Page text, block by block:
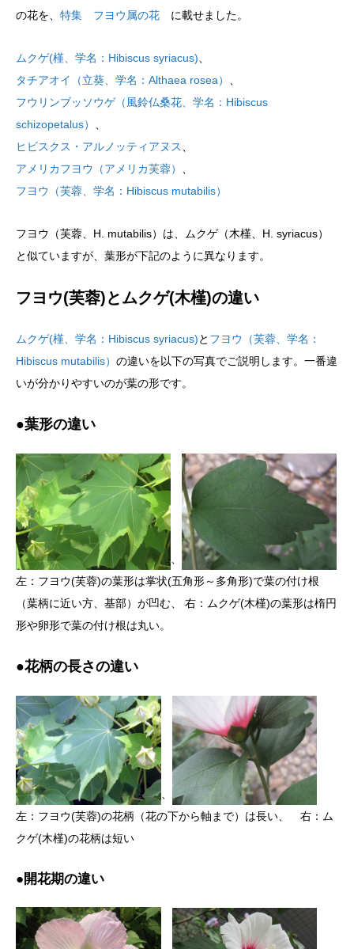
の花を、 特集 フヨウ属の花 に載せました。
ムクゲ(槿、学名：Hibiscus syriacus)
タチアオイ（立葵、学名：Althaea rosea）
フウリンブッソウゲ（風鈴仏桑花、学名：Hibiscus
schizopetalus）
ヒビスクス・アルノッティアヌス
アメリカフヨウ（アメリカ芙蓉）
フヨウ（芙蓉、学名：Hibiscus mutabilis）
フヨウ（芙蓉、H. mutabilis）は、ムクゲ（木槿、H. syriacus）
と似ていますが、葉形が下記のように異なります。
フヨウ(芙蓉)とムクゲ(木槿)の違い
ムクゲ(槿、学名：Hibiscus syriacus)と フヨウ（芙蓉、学名：
Hibiscus mutabilis） の違いを以下の写真でご説明します。一番違
いが分かりやすいのが葉の形です。
●葉形の違い
、
左：フヨウ(芙蓉)の葉形は掌状(五角形～多角形)で葉の付け根
（葉柄に近い方、基部）が凹む、 右：ムクゲ(木槿)の葉形は楕円
形や卵形で葉の付け根は丸い。
●花柄の長さの違い
、
左：フヨウ(芙蓉)の花柄（花の下から軸まで）は長い、 右：ム
クゲ(木槿)の花柄は短い
●開花期の違い